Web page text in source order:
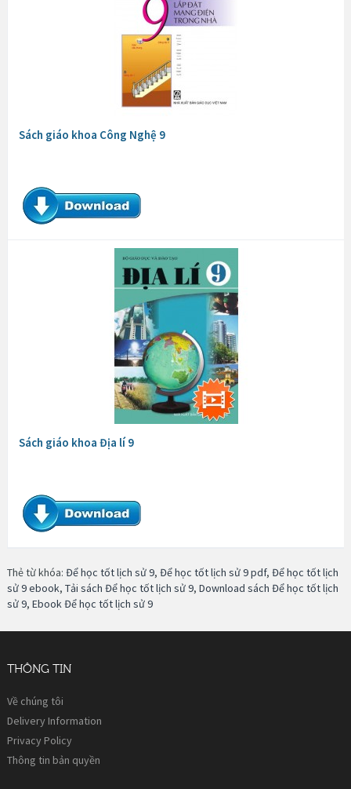
Sách giáo khoa Công Nghệ 9
Sách giáo khoa Địa lí 9
Thẻ từ khóa: Để học tốt lịch sử 9, Để học tốt lịch sử 9 pdf, Để học tốt lịch
sử 9 ebook, Tải sách Để học tốt lịch sử 9, Download sách Để học tốt lịch
sử 9, Ebook Để học tốt lịch sử 9
THÔNG TIN
Về chúng tôi
Delivery Information
Privacy Policy
Thông tin bản quyền